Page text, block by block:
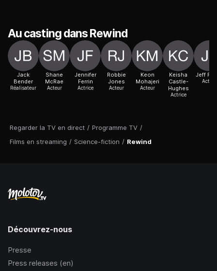
Regarder la TV en direct / Programme TV /
Films en streaming / Science-fiction / Rewind
Au casting dans Rewind
Jack
Bender
Réalisateur
Shane
McRae
Acteur
Jennifer
Ferrin
Actrice
Robbie
Jones
Acteur
Keon
Mohajeri
Acteur
Keisha
Castle-
Hughes
Actrice
Jeff
Acteur
Découvrez-nous
Presse
Press releases (en)